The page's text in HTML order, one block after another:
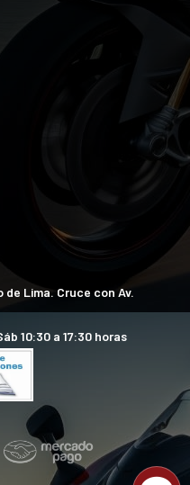
Lima. Cruce con Av.
10:30 a 17:30 horas